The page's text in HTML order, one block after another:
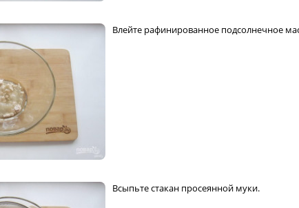
Влейте рафинированное подсолнечное
Всыпьте стакан просеянной муки.